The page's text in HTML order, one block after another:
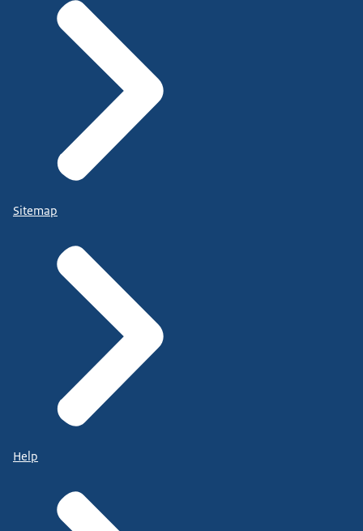
Sitemap
Help